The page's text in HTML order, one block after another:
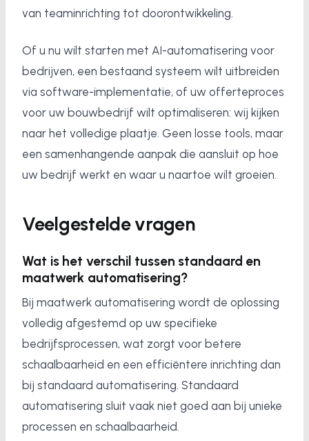
van teaminrichting tot doorontwikkeling.
Of u nu wilt starten met AI-automatisering voor
bedrijven, een bestaand systeem wilt uitbreiden
via software-implementatie, of uw offerteproces
voor uw bouwbedrijf wilt optimaliseren: wij kijken
naar het volledige plaatje. Geen losse tools, maar
een samenhangende aanpak die aansluit op hoe
uw bedrijf werkt en waar u naartoe wilt groeien.
Veelgestelde vragen
Wat is het verschil tussen standaard en
maatwerk automatisering?
Bij maatwerk automatisering wordt de oplossing
volledig afgestemd op uw specifieke
bedrijfsprocessen, wat zorgt voor betere
schaalbaarheid en een efficiëntere inrichting dan
bij standaard automatisering. Standaard
automatisering sluit vaak niet goed aan bij unieke
processen en schaalbaarheid.